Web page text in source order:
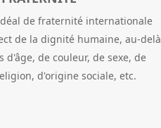
de fraternité internationale
de la dignité humaine, au-delà
d'âge, de couleur, de sexe, de
d'origine sociale, etc.